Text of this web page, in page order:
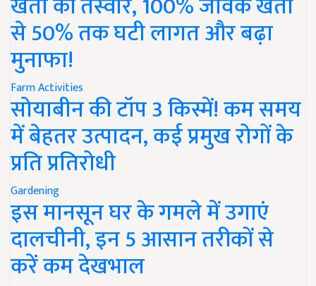
से 50% तक घटी लागत और बढ़ा
मुनाफा!
Farm Activities
सोयाबीन की टॉप 3 किस्में! कम समय
में बेहतर उत्पादन, कई प्रमुख रोगों के
प्रति प्रतिरोधी
Gardening
इस मानसून घर के गमले में उगाएं
दालचीनी, इन 5 आसान तरीकों से
करें कम देखभाल